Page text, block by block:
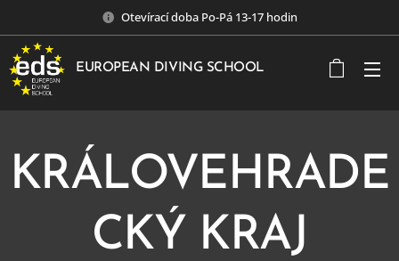
Otevírací doba Po-Pá 13-17 hodin
EUROPEAN DIVING SCHOOL
KRÁLOVEHRADE
CKÝ KRAJ